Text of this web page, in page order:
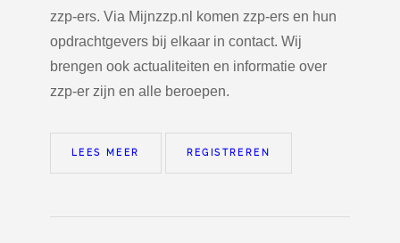
zzp-ers. Via Mijnzzp.nl komen zzp-ers en hun
opdrachtgevers bij elkaar in contact. Wij
brengen ook actualiteiten en informatie over
zzp-er zijn en alle beroepen.
LEES MEER REGISTREREN